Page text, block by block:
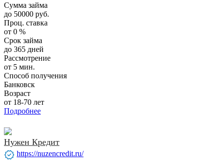
Сумма займа
до 50000 руб.
Проц. ставка
от 0 %
Срок займа
до 365 дней
Рассмотрение
от 5 мин.
Способ получения
Банковск
Возраст
от 18-70 лет
Подробнее
Нужен Кредит
verified https://nuzencredit.ru/